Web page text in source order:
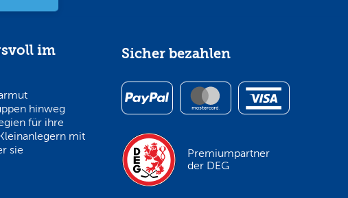
im
hinweg
für ihre
mit
sie
Sicher bezahlen
Premiumpartner
der DEG